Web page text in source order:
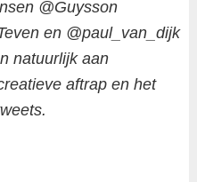
@Guysson
en @paul_van_dijk
natuurlijk aan
aftrap en het